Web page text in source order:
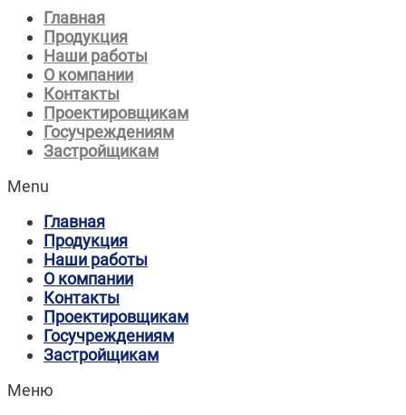
Главная
Продукция
Наши работы
О компании
Контакты
Проектировщикам
Госучреждениям
Застройщикам
Menu
Главная
Продукция
Наши работы
О компании
Контакты
Проектировщикам
Госучреждениям
Застройщикам
Меню